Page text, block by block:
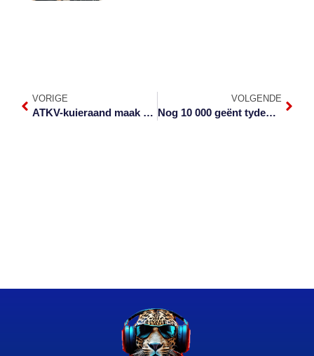
VORIGE
ATKV-kuieraand maak terugkeer na grendeltydperk
VOLGENDE
Nog 10 000 geënt tydens Vooma-naweek in Laeveld